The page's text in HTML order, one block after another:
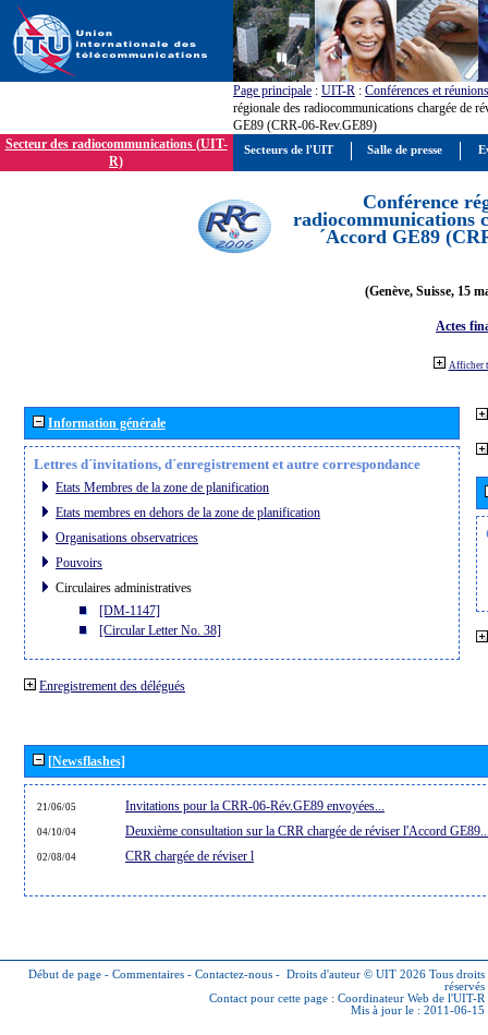
Page principale : UIT-R : Conférences et réunions
régionale des radiocommunications chargée de
GE89 (CRR-06-Rev.GE89)
Secteur des radiocommunications (UIT-
R)
Conférence
radiocommunications
´Accord GE89
(Genève, Suisse, 15
Actes
Afficher
Information générale
Lettres d´invitations, d´enregistrement et autre correspondance
Etats Membres de la zone de planification
Etats membres en dehors de la zone de planification
Organisations observatrices
Pouvoirs
Circulaires administratives
[DM-1147]
[Circular Letter No. 38]
Enregistrement des délégués
[Newsflashes]
21/06/05 Invitations pour la CRR-06-Rév.GE89 envoyées...
04/10/04 Deuxième consultation sur la CRR chargée de réviser l'Accord
02/08/04 CRR chargée de réviser l
Début de page - Commentaires - Contactez-nous - Droits d'auteur © UIT 2026 Tous droits
réservés
Contact pour cette page : Coordinateur Web de l'UIT-R
Mis à jour le : 2011-06-15
Secteurs de l'UIT Salle de presse